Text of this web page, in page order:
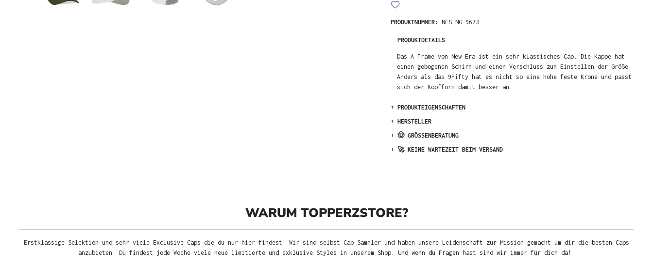
PRODUKTNUMMER: NES-NG-9673
- PRODUKTDETAILS
Das A Frame von New Era ist ein sehr klassisches Cap. Die Kappe hat
einen gebogenen Schirm und einen Verschluss zum Einstellen der Größe.
Anders als das 9Fifty hat es nicht so eine hohe feste Krone und passt
sich der Kopfform damit besser an.
+ PRODUKTEIGENSCHAFTEN
+ HERSTELLER
+ 🤠 GRÖSSENBERATUNG
+ 🚀 KEINE WARTEZEIT BEIM VERSAND
WARUM TOPPERZSTORE?
Erstklassige Selektion und sehr viele Exclusive Caps die du nur hier findest! Wir sind selbst Cap Sammler und haben unsere Leidenschaft zur Mission gemacht um dir die besten Caps
anzubieten. Du findest jede Woche viele neue limitierte und exklusive Styles in unserem Shop. Und wenn du Fragen hast sind wir immer für dich da!